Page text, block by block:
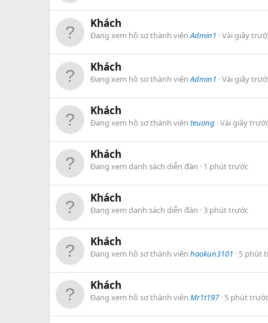
Khách
Đang xem hồ sơ thành viênAdmin1 Vài giây
Khách
Đang xem hồ sơ thành viênAdmin1 Vài giây
Khách
Đang xem hồ sơ thành viên teuong Vài giây
Khách
Đang xem danh sách diễn đàn 1 phút trước
Khách
Đang xem danh sách diễn đàn 3 phút trước
Khách
Đang xem hồ sơ thành viên haokun3101 5 phút
Khách
Đang xem hồ sơ thành viên Mr1t197 5 phút